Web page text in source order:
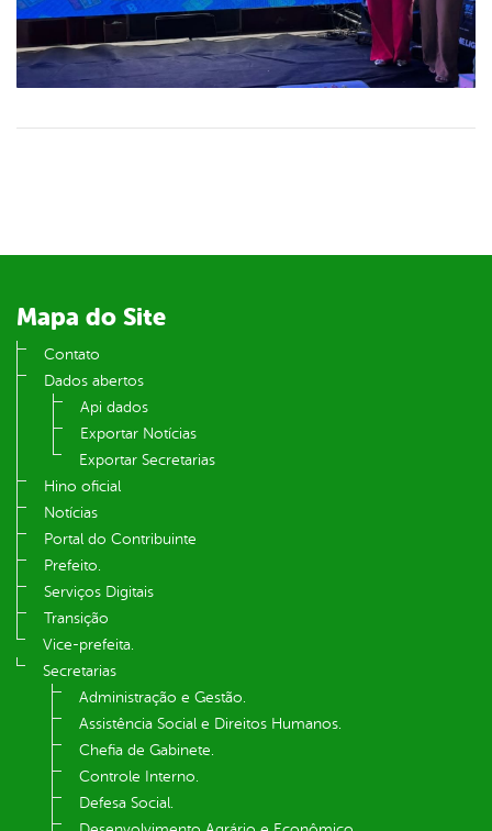
Mapa do Site
Contato
Dados abertos
Api dados
Exportar Notícias
Exportar Secretarias
Hino oficial
Notícias
Portal do Contribuinte
Prefeito.
Serviços Digitais
Transição
Vice-prefeita.
Secretarias
Administração e Gestão.
Assistência Social e Direitos Humanos.
Chefia de Gabinete.
Controle Interno.
Defesa Social.